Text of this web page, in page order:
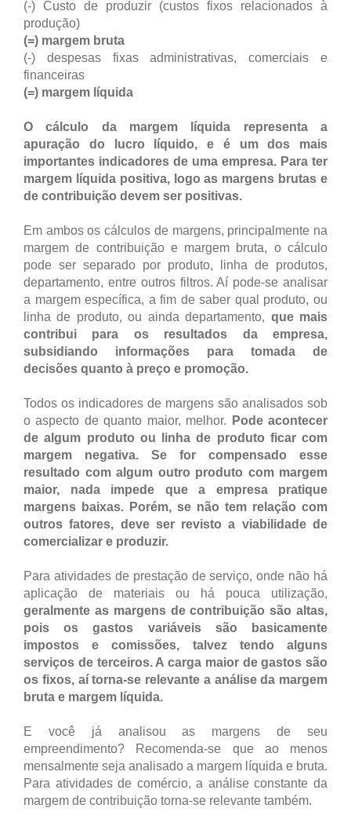
(-) Custo de produzir (custos fixos relacionados à
produção)
(=) margem bruta
(-) despesas fixas administrativas, comerciais e
financeiras
(=) margem líquida
O cálculo da margem líquida representa a
apuração do lucro líquido, e é um dos mais
importantes indicadores de uma empresa. Para ter
margem líquida positiva, logo as margens brutas e
de contribuição devem ser positivas.
Em ambos os cálculos de margens, principalmente na
margem de contribuição e margem bruta, o cálculo
pode ser separado por produto, linha de produtos,
departamento, entre outros filtros. Aí pode-se analisar
a margem específica, a fim de saber qual produto, ou
linha de produto, ou ainda departamento, que mais
contribui para os resultados da empresa,
subsidiando informações para tomada de
decisões quanto à preço e promoção.
Todos os indicadores de margens são analisados sob
o aspecto de quanto maior, melhor.
Pode acontecer
de algum produto ou linha de produto ficar com
margem negativa.
Se for compensado esse
resultado com algum outro produto com margem
maior, nada impede que a empresa pratique
margens baixas. Porém, se não tem relação com
outros fatores, deve ser revisto a viabilidade de
comercializar e produzir.
Para atividades de prestação de serviço, onde não há
aplicação de materiais ou há pouca utilização,
geralmente as margens de contribuição são altas,
pois os gastos variáveis são basicamente
impostos e comissões, talvez tendo alguns
serviços de terceiros. A carga maior de gastos são
os fixos, aí torna-se relevante a análise da margem
bruta e margem líquida.
E você já analisou as margens de seu
empreendimento? Recomenda-se que ao menos
mensalmente seja analisado a margem líquida e bruta.
Para atividades de comércio, a análise constante da
margem de contribuição torna-se relevante também.